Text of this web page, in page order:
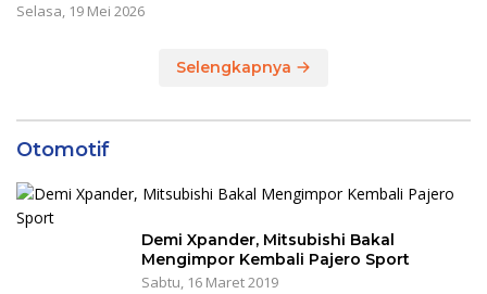
Selasa, 19 Mei 2026
Selengkapnya
Otomotif
Demi Xpander, Mitsubishi Bakal
Mengimpor Kembali Pajero Sport
Sabtu, 16 Maret 2019